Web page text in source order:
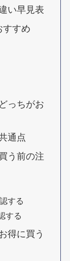
い早見表
すすめ
っちがお
通点
う前の注
する
する
得に買う